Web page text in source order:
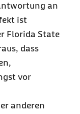
an
ist
Florida State
dass
vor
anderen